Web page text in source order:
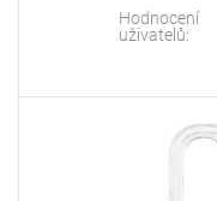
Hodnocení
uživatelů: